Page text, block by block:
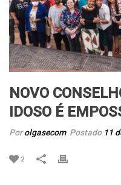
NOVO
IDOSO É
Porolgasecom Postado 11
2